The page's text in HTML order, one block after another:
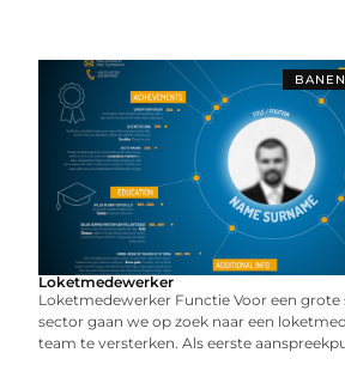
Loketmedewerker
Loketmedewerker Functie Voor een grote
sector gaan we op zoek naar een
team te versterken. Als eerste